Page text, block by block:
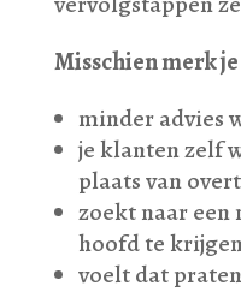
Misschien merk
minder advies
je klanten zelf
plaats van
zoekt naar een
hoofd te
voelt dat